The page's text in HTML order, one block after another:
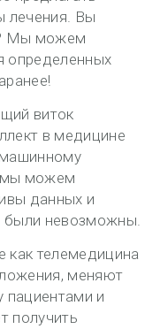
лечения. Вы
Мы можем
определенных
виток
в медицине
мы можем
данных и
были невозможны.
как телемедицина
меняют
и
получить